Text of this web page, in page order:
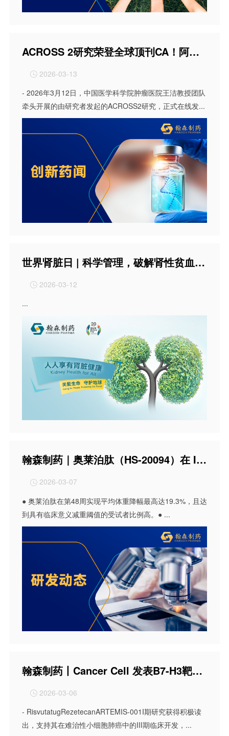
ACROSS 2研究荣登全球顶刊CA！阿美替尼联合化疗破解EGFR共突变非小细胞肺癌治疗难题
 2026-03-13
- 2026年3月12日，中国医学科学院肿瘤医院王洁教授团队
牵头开展的由研究者发起的ACROSS2研究，正式在线发...
世界肾脏日 | 科学管理，破解肾性贫血与继发性甲旁亢治疗困境
 2026-03-12
...
翰森制药｜奥莱泊肽（HS-20094）在 III 期研究中实现48周平均体重降幅最高达 19.3%，且胃肠道耐受性显著改善
 2026-03-07
● 奥莱泊肽在第48周实现平均体重降幅最高达19.3%，且达
到具有临床意义减重阈值的受试者比例高。● ...
翰森制药丨Cancer Cell 发表B7-H3靶向ADC Risvutatug Rezetecan Ia/b期肺癌研究数据
 2026-03-06
- RisvutatugRezetecanARTEMIS-001I期研究获得积极读
出，支持其在难治性小细胞肺癌中的III期临床开发，...